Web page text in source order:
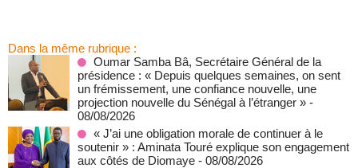
Dans la même rubrique :
Oumar Samba Bâ, Secrétaire Général de la
présidence : « Depuis quelques semaines, on sent
un frémissement, une confiance nouvelle, une
projection nouvelle du Sénégal à l’étranger » -
08/08/2026
« J’ai une obligation morale de continuer à le
soutenir » : Aminata Touré explique son engagement
aux côtés de Diomaye - 08/08/2026